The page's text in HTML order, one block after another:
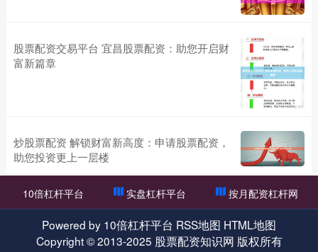
股票配资交易平台 宜昌股票配资：助您开启财
富新篇章
炒股票配资 解锁财富新高度：申请股票配资，
助您投资更上一层楼
10倍杠杆平台 实盘杠杆平台 按月配资杠杆网
Powered by 10倍杠杆平台 RSS地图 HTML地图
Copyright© 2013-2025 股票配资知识网 版权所有